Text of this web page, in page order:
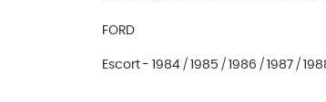
FORD
Escort - 1984 / 1985 / 1986 / 1987 /